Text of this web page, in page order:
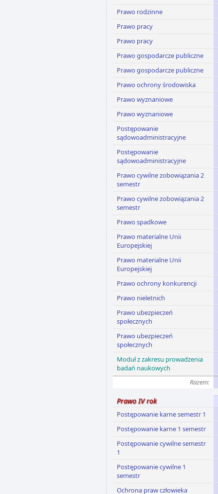
Prawo rodzinne
Prawo pracy
Prawo pracy
Prawo gospodarcze publiczne
Prawo gospodarcze publiczne
Prawo ochrony środowiska
Prawo wyznaniowe
Prawo wyznaniowe
Postępowanie
sądowoadministracyjne
Postępowanie
sądowoadministracyjne
Prawo cywilne zobowiązania 2
semestr
Prawo cywilne zobowiązania 2
semestr
Prawo spadkowe
Prawo materialne Unii
Europejskiej
Prawo materialne Unii
Europejskiej
Prawo ochrony konkurencji
Prawo nieletnich
Prawo ubezpieczeń
społecznych
Prawo ubezpieczeń
społecznych
Moduł z zakresu prowadzenia
badań naukowych
Razem:
Prawo IV rok
Postępowanie karne semestr 1
Postępowanie karne 1 semestr
Postępowanie cywilne semestr
1
Postępowanie cywilne 1
semestr
Ochrona praw człowieka